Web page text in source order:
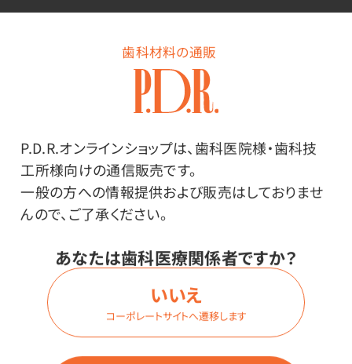
歯科材料の通販
P.D.R.オンラインショップは、歯科医院様・歯科技
工所様向けの通信販売です。
一般の方への情報提供および販売はしておりませ
んので、ご了承ください。
あなたは歯科医療関係者ですか？
いいえ
コーポレートサイトへ遷移します
商品詳細
1枚ずつカットされた裏面テープ付きのフィルムマウント。
フィルムは縦横どちらでも収納可能です。
フタをかねたインデックスフラップ付きでフィルムの脱落